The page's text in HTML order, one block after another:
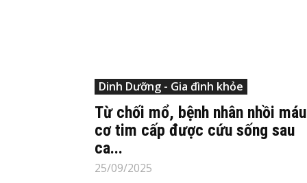
Dinh Dưỡng - Gia đình khỏe
Từ chối mổ, bệnh nhân nhồi máu
cơ tim cấp được cứu sống sau
ca...
25/09/2025